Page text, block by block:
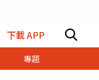
下載 APP
專題